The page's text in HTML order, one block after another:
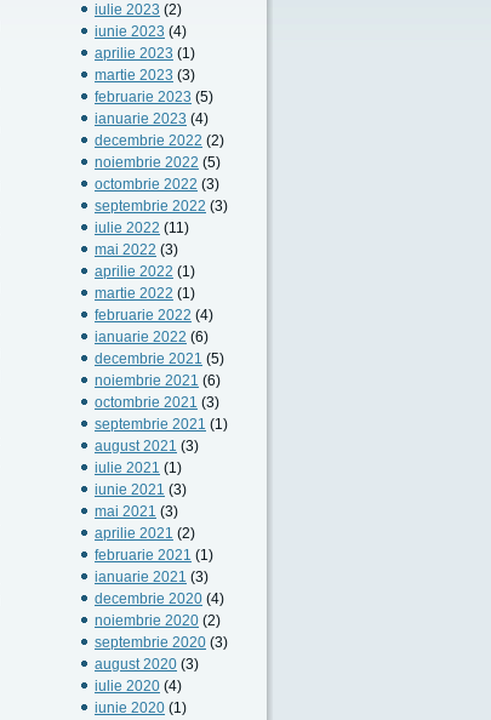
iulie 2023 (2)
iunie 2023 (4)
aprilie 2023 (1)
martie 2023 (3)
februarie 2023 (5)
ianuarie 2023 (4)
decembrie 2022 (2)
noiembrie 2022 (5)
octombrie 2022 (3)
septembrie 2022 (3)
iulie 2022 (11)
mai 2022 (3)
aprilie 2022 (1)
martie 2022 (1)
februarie 2022 (4)
ianuarie 2022 (6)
decembrie 2021 (5)
noiembrie 2021 (6)
octombrie 2021 (3)
septembrie 2021 (1)
august 2021 (3)
iulie 2021 (1)
iunie 2021 (3)
mai 2021 (3)
aprilie 2021 (2)
februarie 2021 (1)
ianuarie 2021 (3)
decembrie 2020 (4)
noiembrie 2020 (2)
septembrie 2020 (3)
august 2020 (3)
iulie 2020 (4)
iunie 2020 (1)